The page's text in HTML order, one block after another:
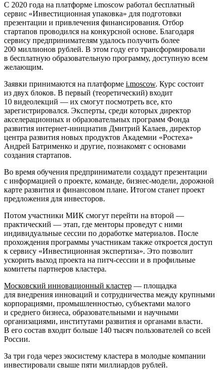
С 2020 года на платформе i.moscow работал бесплатный
сервис «Инвестиционная упаковка» для подготовки
презентации и привлечения финансирования. Отбор
стартапов проводился на конкурсной основе. Благодаря
сервису предпринимателям удалось получить более
200 миллионов рублей. В этом году его трансформировали
в бесплатную образовательную программу, доступную всем
желающим.
Заявки принимаются на платформе i.moscow. Курс состоит
из двух блоков. В первый (теоретический) входит
10 видеолекций — их смогут посмотреть все, кто
зарегистрировался. Эксперты, среди которых директор
акселерационных и образовательных программ Фонда
развития интернет-инициатив Дмитрий Калаев, директор
центра развития новых продуктов Академии «Ростеха»
Андрей Батрименко и другие, познакомят с основами
создания стартапов.
Во время обучения предприниматели создадут презентации
с информацией о проекте, команде, бизнес-модели, дорожной
карте развития и финансовом плане. Итогом станет проект
предложения для инвесторов.
Потом участники МИК смогут перейти на второй —
практический — этап, где менторы проведут с ними
индивидуальные сессии по доработке материалов. После
прохождения программы участникам также откроется доступ
к сервису «Инвестиционная экспертиза». Это позволит
ускорить выход проекта на питч-сессии и в профильные
комитеты партнеров кластера.
Московский инновационный кластер — площадка
для внедрения инноваций и сотрудничества между крупными
корпорациями, промышленностью, субъектами малого
и среднего бизнеса, образовательными и научными
организациями, институтами развития и органами власти.
В его состав входит больше 140 тысяч пользователей со всей
России.
За три года через экосистему кластера в молодые компании
инвестировали свыше пяти миллиардов рублей.